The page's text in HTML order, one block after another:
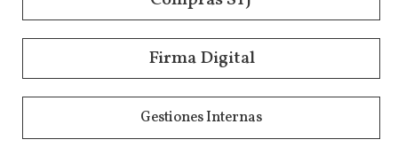
Firma Digital
Gestiones Internas